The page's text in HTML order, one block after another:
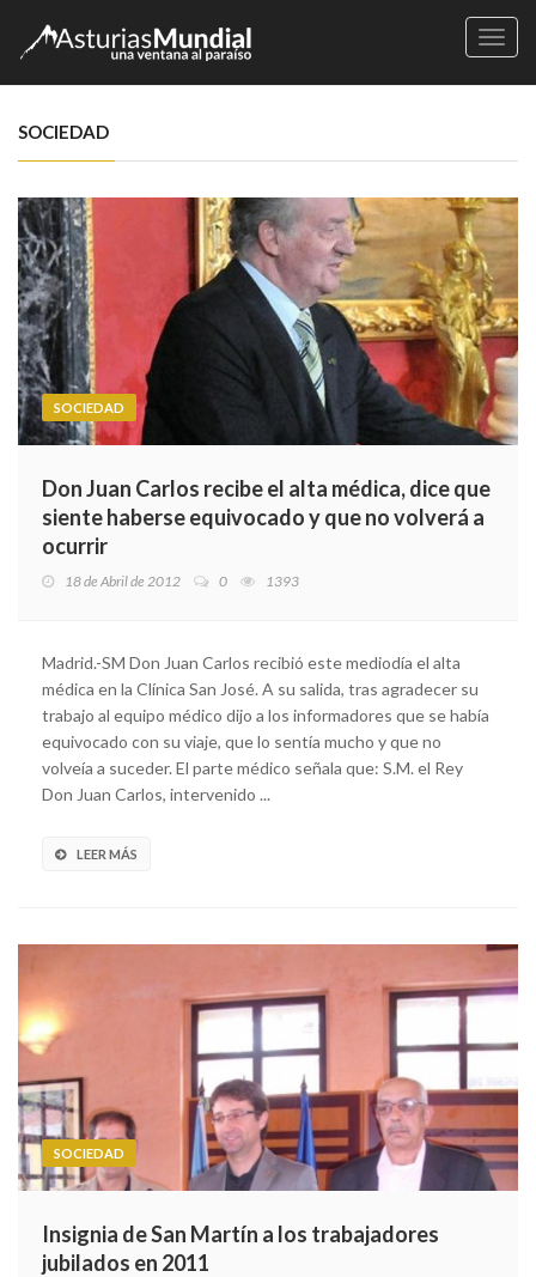
SOCIEDAD
SOCIEDAD
Don Juan Carlos recibe el alta médica, dice que
siente haberse equivocado y que no volverá a
ocurrir
18 de Abril de 2012 0 1393
Madrid.-SM Don Juan Carlos recibió este mediodía el alta
médica en la Clínica San José. A su salida, tras agradecer su
trabajo al equipo médico dijo a los informadores que se había
equivocado con su viaje, que lo sentía mucho y que no
volveía a suceder. El parte médico señala que: S.M. el Rey
Don Juan Carlos, intervenido ...
LEER MÁS
SOCIEDAD
Insignia de San Martín a los trabajadores
jubilados en 2011